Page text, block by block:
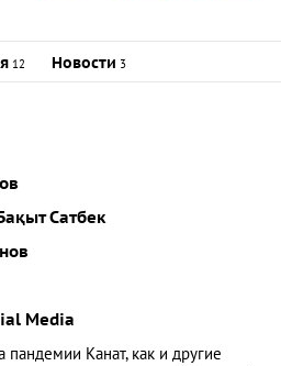
12 Новости 3
Сатбек
Media
пандемии Канат, как и другие